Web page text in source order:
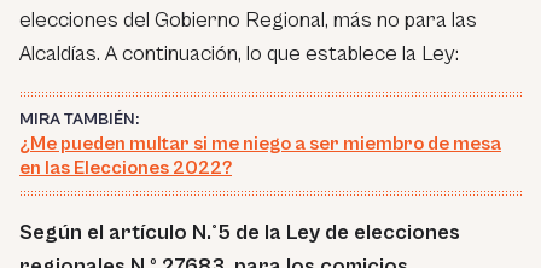
elecciones del Gobierno Regional, más no para las
Alcaldías. A continuación, lo que establece la Ley:
MIRA TAMBIÉN:
¿Me pueden multar si me niego a ser miembro de mesa
en las Elecciones 2022?
Según el artículo N.°5 de la Ley de elecciones